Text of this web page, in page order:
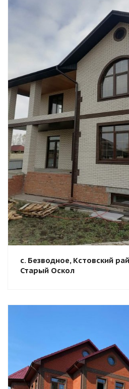
Смотреть
с. Безводное, Кстовский
Старый Оскол